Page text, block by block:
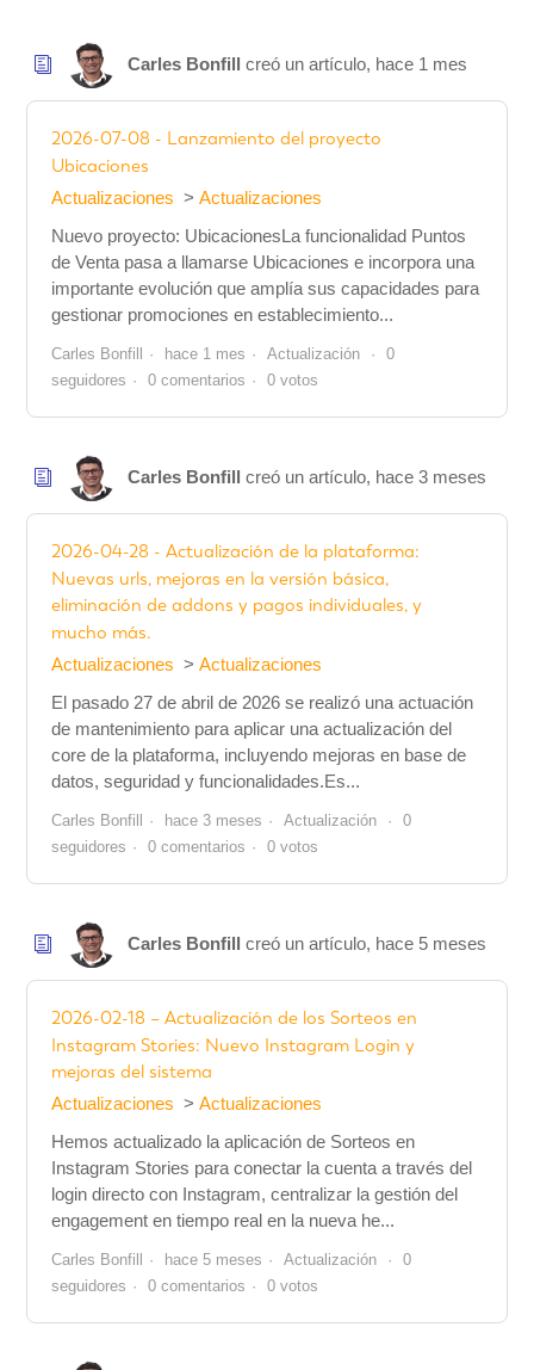
Carles Bonfill creó un artículo, hace 1 mes
2026-07-08 - Lanzamiento del proyecto
Ubicaciones
Actualizaciones
Actualizaciones
Nuevo proyecto: UbicacionesLa funcionalidad Puntos
de Venta pasa a llamarse Ubicaciones e incorpora una
importante evolución que amplía sus capacidades para
gestionar promociones en establecimiento...
Carles Bonfill hace 1 mes Actualización
0
seguidores
0 comentarios 0 votos
Carles Bonfill creó un artículo, hace 3 meses
2026-04-28 - Actualización de la plataforma:
Nuevas urls, mejoras en la versión básica,
eliminación de addons y pagos individuales, y
mucho más.
Actualizaciones
Actualizaciones
El pasado 27 de abril de 2026 se realizó una actuación
de mantenimiento para aplicar una actualización del
core de la plataforma, incluyendo mejoras en base de
datos, seguridad y funcionalidades.Es...
Carles Bonfill hace 3 meses Actualización
0
seguidores
0 comentarios 0 votos
Carles Bonfill creó un artículo, hace 5 meses
2026-02-18 – Actualización de los Sorteos en
Instagram Stories: Nuevo Instagram Login y
mejoras del sistema
Actualizaciones
Actualizaciones
Hemos actualizado la aplicación de Sorteos en
Instagram Stories para conectar la cuenta a través del
login directo con Instagram, centralizar la gestión del
engagement en tiempo real en la nueva he...
Carles Bonfill hace 5 meses Actualización
0
seguidores
0 comentarios 0 votos